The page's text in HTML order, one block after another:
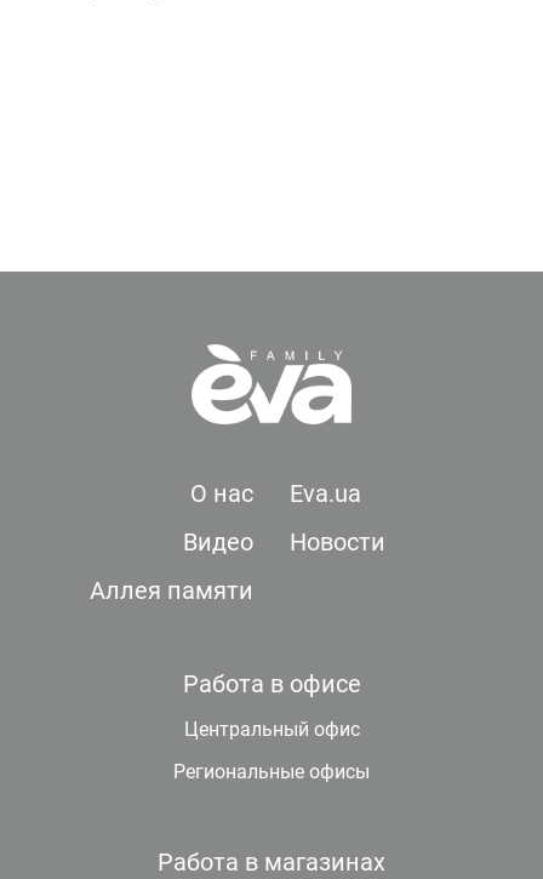
О нас
Eva.ua
Видео
Новости
Аллея памяти
Работа в офисе
Центральный офис
Региональные офисы
Работа в магазинах